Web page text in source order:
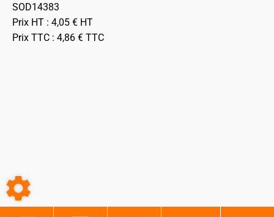
SOD14383
Prix HT : 4,05 € HT
Prix TTC : 4,86 € TTC